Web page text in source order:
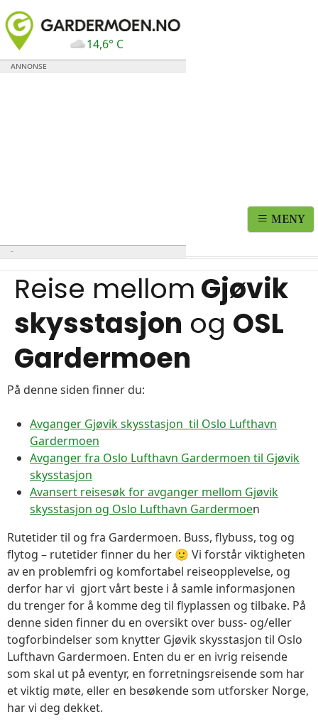
14,6° C
MENY
Reise mellom Gjøvik
skysstasjon og OSL
Gardermoen
På denne siden finner du:
Avganger Gjøvik skysstasjon til Oslo Lufthavn
Gardermoen
Avganger fra Oslo Lufthavn Gardermoen til Gjøvik
skysstasjon
Avansert reisesøk for avganger mellom Gjøvik
skysstasjon og Oslo Lufthavn Gardermoen
Rutetider til og fra Gardermoen. Buss, flybuss, tog og
flytog – rutetider finner du her 🙂 Vi forstår viktigheten
av en problemfri og komfortabel reiseopplevelse, og
derfor har vi gjort vårt beste i å samle informasjonen
du trenger for å komme deg til flyplassen og tilbake. På
denne siden finner du en oversikt over buss- og/eller
togforbindelser som knytter Gjøvik skysstasjon til Oslo
Lufthavn Gardermoen. Enten du er en ivrig reisende
som skal ut på eventyr, en forretningsreisende som har
et viktig møte, eller en besøkende som utforsker Norge,
har vi deg dekket.